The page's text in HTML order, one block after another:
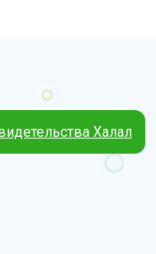
Халал